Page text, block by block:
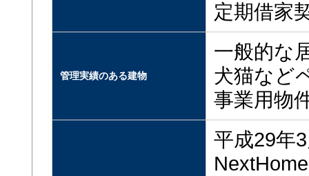
定期借家
管理実績のある建物
一般的な
犬猫など
事業用物
平成29年